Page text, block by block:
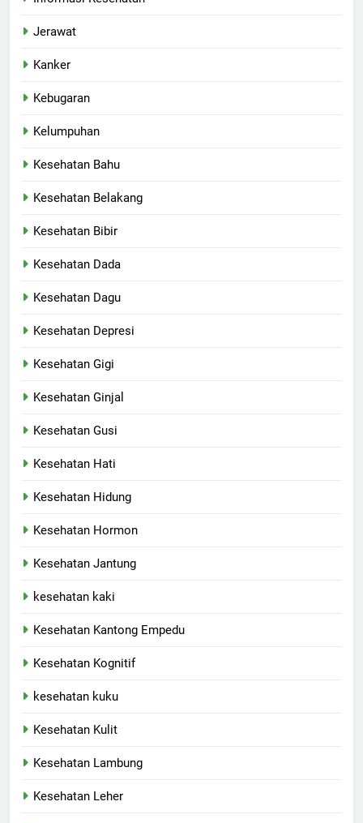
Jerawat
Kanker
Kebugaran
Kelumpuhan
Kesehatan Bahu
Kesehatan Belakang
Kesehatan Bibir
Kesehatan Dada
Kesehatan Dagu
Kesehatan Depresi
Kesehatan Gigi
Kesehatan Ginjal
Kesehatan Gusi
Kesehatan Hati
Kesehatan Hidung
Kesehatan Hormon
Kesehatan Jantung
kesehatan kaki
Kesehatan Kantong Empedu
Kesehatan Kognitif
kesehatan kuku
Kesehatan Kulit
Kesehatan Lambung
Kesehatan Leher